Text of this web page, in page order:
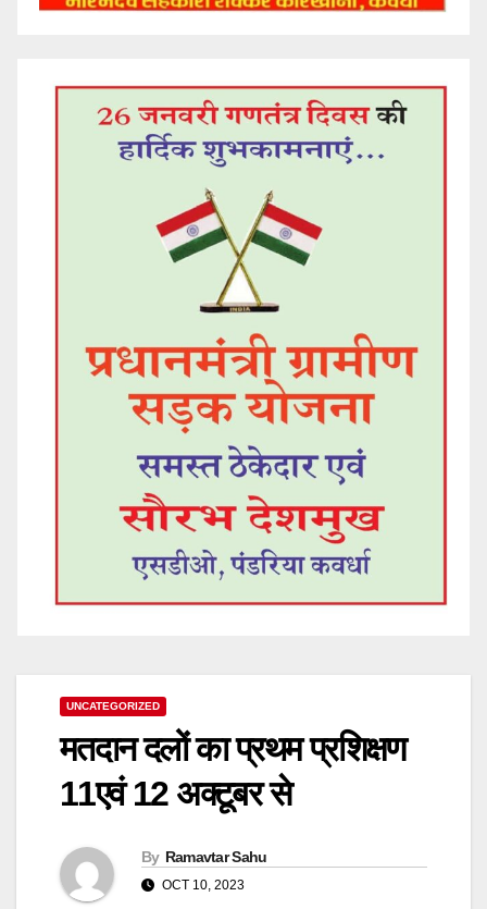
UNCATEGORIZED
मतदान दलों का प्रथम प्रशिक्षण
11एवं 12 अक्टूबर से
By Ramavtar Sahu
OCT 10, 2023